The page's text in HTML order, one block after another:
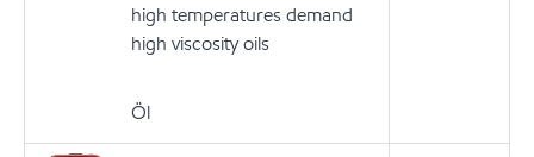
high temperatures demand
high viscosity oils
Öl